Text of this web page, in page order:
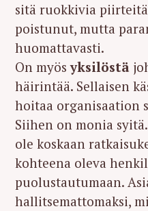
sitä ruokkivia
poistunut, mutta
huomattavasti.
On myösyksilöstä
häirintää. Sellaisen
hoitaa organisaation
Siihen on monia
ole koskaan
kohteena oleva
puolustautumaan.
hallitsemattomaksi,